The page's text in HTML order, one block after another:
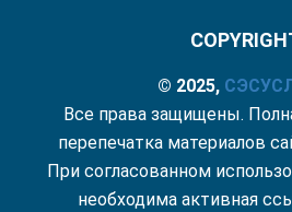
© 2025, СЭС
Все права защищены.
перепечатка материалов
При согласованном
необходима активная